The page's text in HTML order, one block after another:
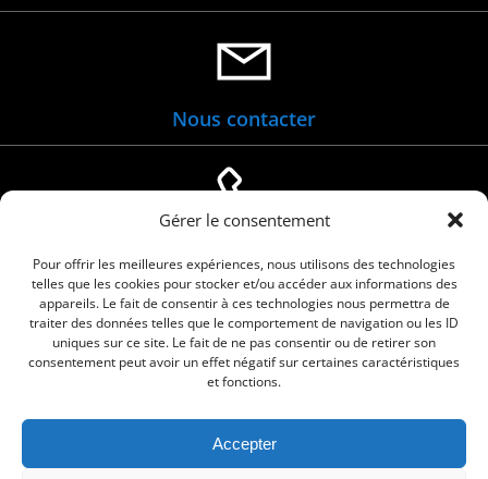
Gérer le consentement
Pour offrir les meilleures expériences, nous utilisons des technologies
telles que les cookies pour stocker et/ou accéder aux informations des
appareils. Le fait de consentir à ces technologies nous permettra de
traiter des données telles que le comportement de navigation ou les ID
uniques sur ce site. Le fait de ne pas consentir ou de retirer son
consentement peut avoir un effet négatif sur certaines caractéristiques
et fonctions.
Accepter
Nous contacter
04 66 88 01 05